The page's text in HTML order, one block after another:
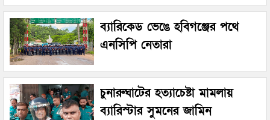
ব্যারিকেড ভেঙে হবিগঞ্জের পথে
এনসিপি নেতারা
চুনারুঘাটের হত্যাচেষ্টা মামলায়
ব্যারিস্টার সুমনের জামিন